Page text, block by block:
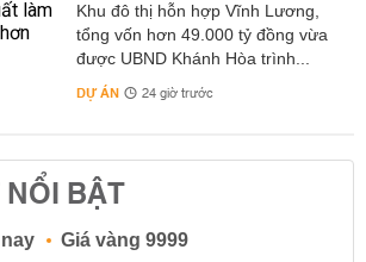
Khu đô thị hỗn hợp Vĩnh Lương,
tổng vốn hơn 49.000 tỷ đồng vừa
được UBND Khánh Hòa trình...
DỰ ÁN 24 giờ trước
BẬT
Giá vàng 9999